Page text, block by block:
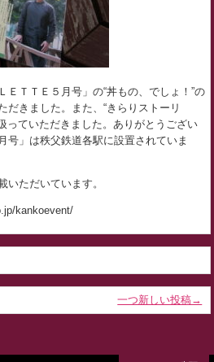
ＥＴＴＥ５月号」の“丼もの、でしょ！”の
だきました。また、“きらりストーリ
っていただきました。ありがとうござい
号」は秩父鉄道各駅に設置されていま
いただいています。
kankoevent/
一つ新しい投稿→